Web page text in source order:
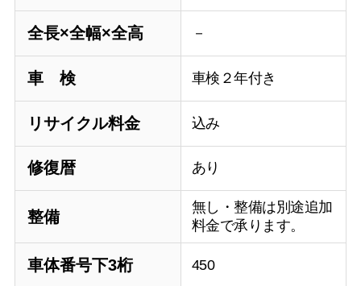
全長×全幅×全高 －
車 検 車検２年付き
リサイクル料金 込み
修復暦 あり
整備
無し・整備は別途追加
料金で承ります。
車体番号下3桁 450